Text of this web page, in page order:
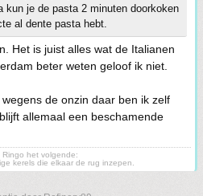
kun je de pasta 2 minuten doorkoken
al dente pasta hebt.
Het is juist alles wat de Italianen
beter weten geloof ik niet.
de onzin daar ben ik zelf
allemaal een beschamende
het volgende:
kerels die elkaar de rug inzepen.